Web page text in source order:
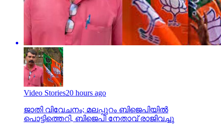
Video Stories20 hours ago
ജാതി വിവേചനം; മലപ്പുറം ബിജെപിയില്‍
പൊട്ടിത്തെറി, ബിജെപി നേതാവ് രാജിവച്ചു